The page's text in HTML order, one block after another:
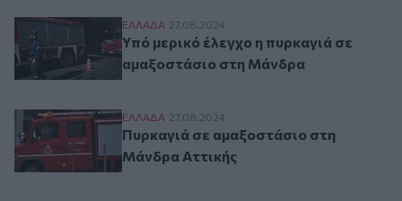
Υπό μερικό έλεγχο η πυρκαγιά σε
ΕΛΛAΔΑ 27.08.2024
Υπό μερικό έλεγχο η πυρκαγιά σε
αμαξοστάσιο στη Μάνδρα
Πυρκαγιά σε αμαξοστάσιο στη Μάνδρα
ΕΛΛAΔΑ 27.08.2024
Πυρκαγιά σε αμαξοστάσιο στη
Μάνδρα Αττικής